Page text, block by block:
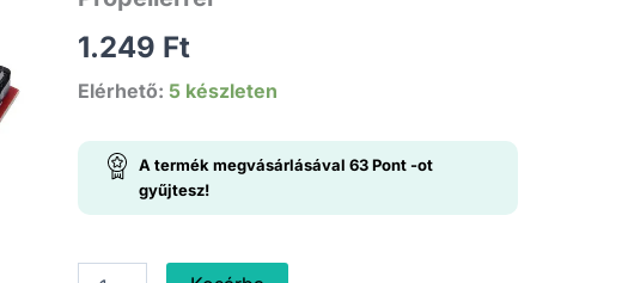
1.249 Ft
Elérhető: 5 készleten
A termék megvásárlásával 63Pont-ot
gyűjtesz!